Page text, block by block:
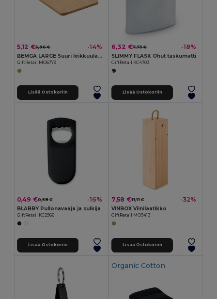
5,12 €5,96 € -14%
BEMGA LARGE Suuri leikkuulauta
GiftRetail MO6779
Lisää Ostokoriin
6,32 €7,75 € -18%
SLIMMY FLASK Ohut taskumatti
GiftRetail KC4703
Lisää Ostokoriin
0,49 €0,58 € -16%
BLABBY Pullonavaaja ja sulkija
GiftRetail KC2966
Lisää Ostokoriin
7,58 €11,11 € -32%
VINBOX Viinilaatikko
GiftRetail MO9413
Lisää Ostokoriin
Organic Cotton